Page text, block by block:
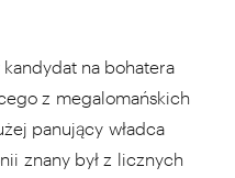
na bohatera
z megalomańskich
panujący władca
znany był z licznych